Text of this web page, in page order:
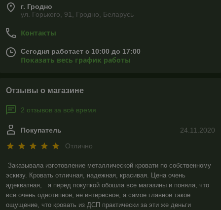
г. Гродно
ул. Горького, 91, Гродно, Беларусь
Контакты
Сегодня работает с 10:00 до 17:00
Показать весь график работы
Отзывы о магазине
2 отзывов за всё время
24.11.2020
Покупатель
Отлично
Заказывала изготовление металлической кровати по собственному
эскизу. Кровать отличная, надежная, красивая. Цена очень
адекватная,   я перед покупкой обошла все магазины и поняла, что
все очень однотипное, не интересное, а самое главное такое
ощущение, что кровать из ДСП практически за эти же деньги